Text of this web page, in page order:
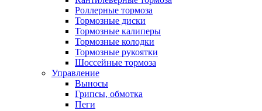
Роллерные тормоза
Тормозные диски
Тормозные калиперы
Тормозные колодки
Тормозные рукоятки
Шоссейные тормоза
Управление
Выносы
Грипсы, обмотка
Пеги